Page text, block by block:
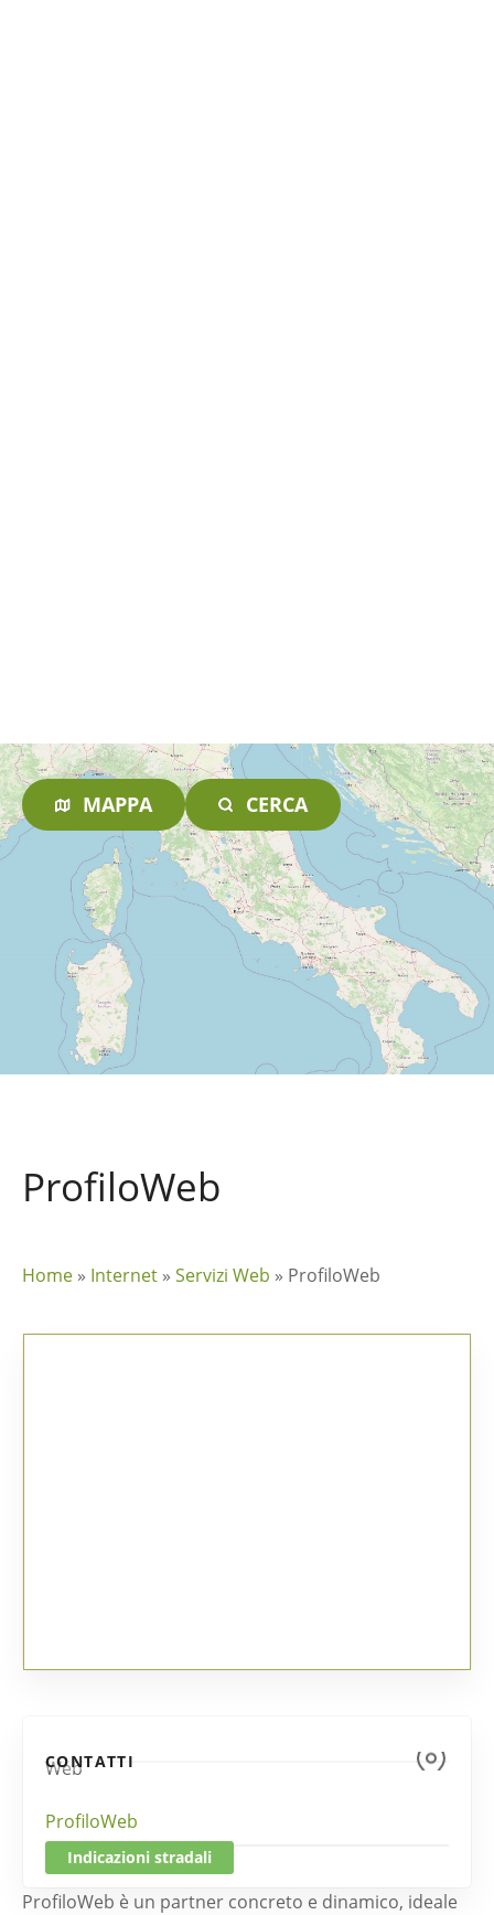
MAPPA CERCA
ProfiloWeb
Home » Internet » Servizi Web » ProfiloWeb
CONTATTI
Web
ProfiloWeb
Indicazioni stradali
ProfiloWeb è un partner concreto e dinamico, ideale